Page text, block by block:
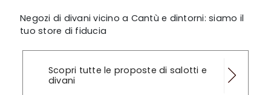
Negozi di divani vicino a Cantù e dintorni: siamo il
tuo store di fiducia
Scopri tutte le proposte di salotti e
divani